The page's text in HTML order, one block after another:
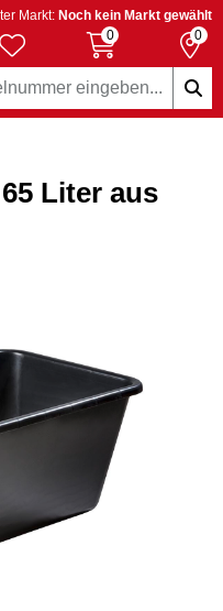
Markt: Noch kein Markt gewählt
0
0
Liter aus